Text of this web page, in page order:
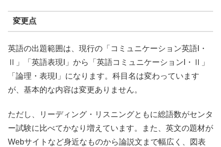
変更点
英語の出題範囲は、現行の「コミュニケーション英語I・
Ⅱ」「英語表現I」から「英語コミュニケーションI・Ⅱ」
「論理・表現I」になります。科目名は変わっています
が、基本的な内容は変更ありません。
ただし、リーディング・リスニングともに総語数がセンタ
ー試験に比べてかなり増えています。また、英文の題材が
Webサイトなど身近なものから論説文まで幅広く、図表